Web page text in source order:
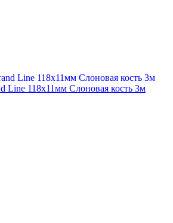
Line 118х11мм Слоновая кость 3м